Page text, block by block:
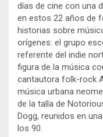
días de cine con una
en estos 22 años de
historias sobre
orígenes: el grupo
referente del indie
figura de la música
cantautora folk-rock
música urbana
de la talla de
Dogg, reunidos en
los 90.